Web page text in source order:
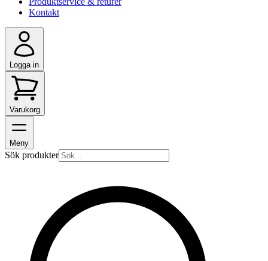
Kontakt
Logga in
Varukorg
Meny
Sök produkter